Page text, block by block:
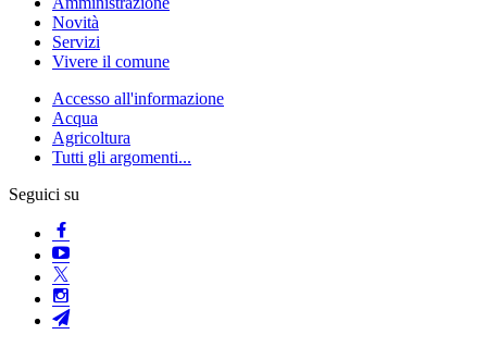
Novità
Servizi
Vivere il comune
Accesso all'informazione
Acqua
Agricoltura
Tutti gli argomenti...
Seguici su